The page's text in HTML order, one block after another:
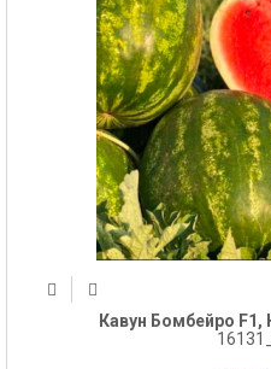
Кавун Бомбейро F1,